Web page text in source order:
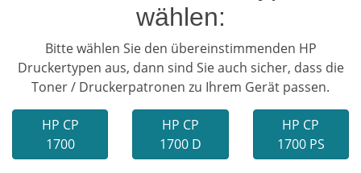
wählen:
Bitte wählen Sie den übereinstimmenden HP
Druckertypen aus, dann sind Sie auch sicher, dass die
Toner / Druckerpatronen zu Ihrem Gerät passen.
HP CP
1700
HP CP
1700 D
HP CP
1700 PS